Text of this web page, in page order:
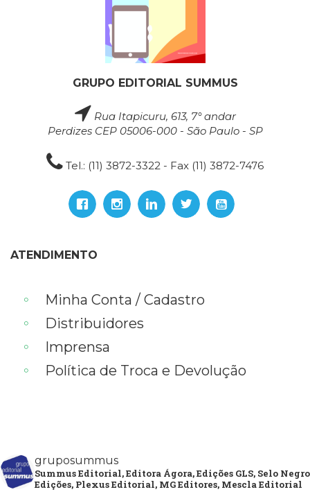
GRUPO EDITORIAL SUMMUS
Rua Itapicuru, 613, 7° andar
Perdizes CEP 05006-000 - São Paulo - SP
Tel.: (11) 3872-3322 - Fax (11) 3872-7476
ATENDIMENTO
Minha Conta / Cadastro
Distribuidores
Imprensa
Política de Troca e Devolução
gruposummus
Summus Editorial, Editora Ágora, Edições GLS, Selo Negro
Edições, Plexus Editorial, MG Editores, Mescla Editorial